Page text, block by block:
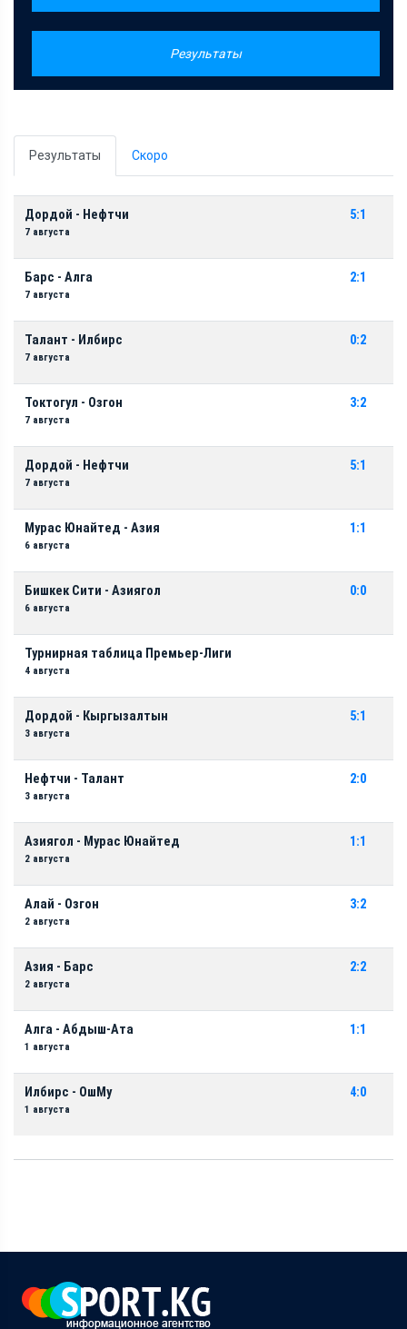
Результаты
Результаты Скоро
Дордой - Нефтчи
7 августа
5:1
Барс - Алга
7 августа
2:1
Талант - Илбирс
7 августа
0:2
Токтогул - Озгон
7 августа
3:2
Дордой - Нефтчи
7 августа
5:1
Мурас Юнайтед - Азия
6 августа
1:1
Бишкек Сити - Азиягол
6 августа
0:0
Турнирная таблица Премьер-Лиги
4 августа
Дордой - Кыргызалтын
3 августа
5:1
Нефтчи - Талант
3 августа
2:0
Азиягол - Мурас Юнайтед
2 августа
1:1
Алай - Озгон
2 августа
3:2
Азия - Барс
2 августа
2:2
Алга - Абдыш-Ата
1 августа
1:1
Илбирс - ОшМу
1 августа
4:0